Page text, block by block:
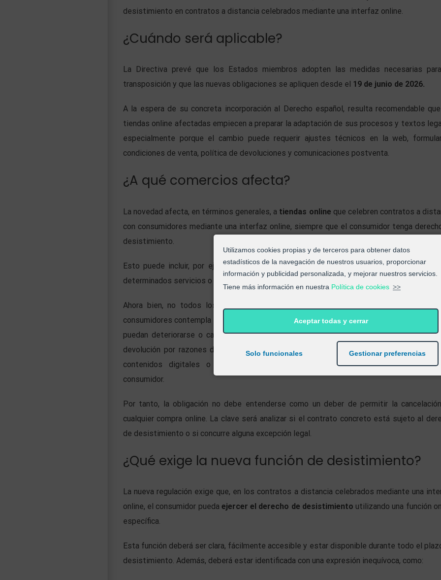
Utilizamos cookies propias y de terceros para obtener datos
estadísticos de la navegación de nuestros usuarios, proporcionar
información y publicidad personalizada, y mejorar nuestros servicios.
Tiene más información en nuestra Política de cookies >>
Aceptar todas y cerrar
Solo funcionales Gestionar preferencias
desistimiento en contratos a distancia celebrados mediante una interfaz online.
¿Cuándo será aplicable?
La Directiva prevé que los Estados miembros adopten las medidas necesarias
transposición y que las nuevas obligaciones se apliquen desde el 19 de junio de 2026.
A la espera de su concreta incorporación al Derecho español, resulta recomendable
tiendas online afectadas empiecen a preparar la adaptación de sus procesos y textos
especialmente porque el cambio puede requerir ajustes técnicos en la web,
condiciones de venta, política de devoluciones y comunicaciones postventa.
¿A qué comercios afecta?
La novedad afecta, en términos generales, a tiendas online que celebren contratos a
con consumidores mediante una interfaz online, siempre que el consumidor tenga
desistimiento.
Esto puede incluir, por ejemplo, ecommerce de venta de productos, contratación
determinados servicios o suscripciones cuando legalmente exista derecho de
Ahora bien, no todos los productos o servicios admiten desistimiento. La
consumidores contempla excepciones, entre otras, para bienes personalizados, productos
puedan deteriorarse o caducar con rapidez, productos precintados que no sean aptos
devolución por razones de salud o higiene y que hayan sido desprecintados,
contenidos digitales o servicios completamente ejecutados con consentimiento
consumidor.
Por tanto, la obligación no debe entenderse como un deber de permitir la
cualquier compra online. La clave será analizar si el contrato concreto está sujeto al
de desistimiento o si concurre alguna excepción legal.
¿Qué exige la nueva función de desistimiento?
La nueva regulación exige que, en los contratos a distancia celebrados mediante una
online, el consumidor pueda ejercer el derecho de desistimiento utilizando una función
específica.
Esta función deberá ser clara, fácilmente accesible y estar disponible durante todo el
desistimiento. Además, deberá estar identificada con una expresión inequívoca, como: